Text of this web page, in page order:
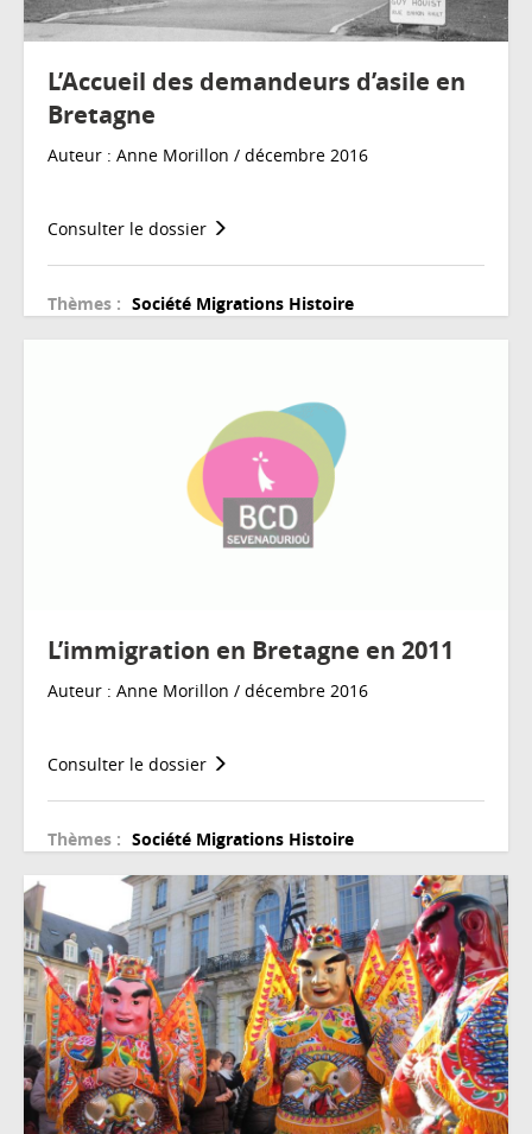
L’Accueil des demandeurs d’asile en
Bretagne
Auteur : Anne Morillon / décembre 2016
Consulter le dossier
Thèmes : Société Migrations Histoire
L’immigration en Bretagne en 2011
Auteur : Anne Morillon / décembre 2016
Consulter le dossier
Thèmes : Société Migrations Histoire